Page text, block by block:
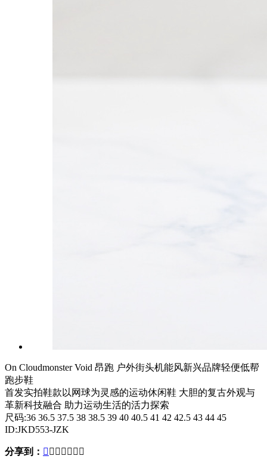
On Cloudmonster Void 昂跑 户外街头机能风新兴品牌轻便低帮
跑步鞋
首发实拍鞋款以网球为灵感的运动休闲鞋 大胆的复古外观与
革新科技融合 助力运动生活的活力探索
尺码:36 36.5 37.5 38 38.5 39 40 40.5 41 42 42.5 43 44 45
ID:JKD553-JZK
分享到：       